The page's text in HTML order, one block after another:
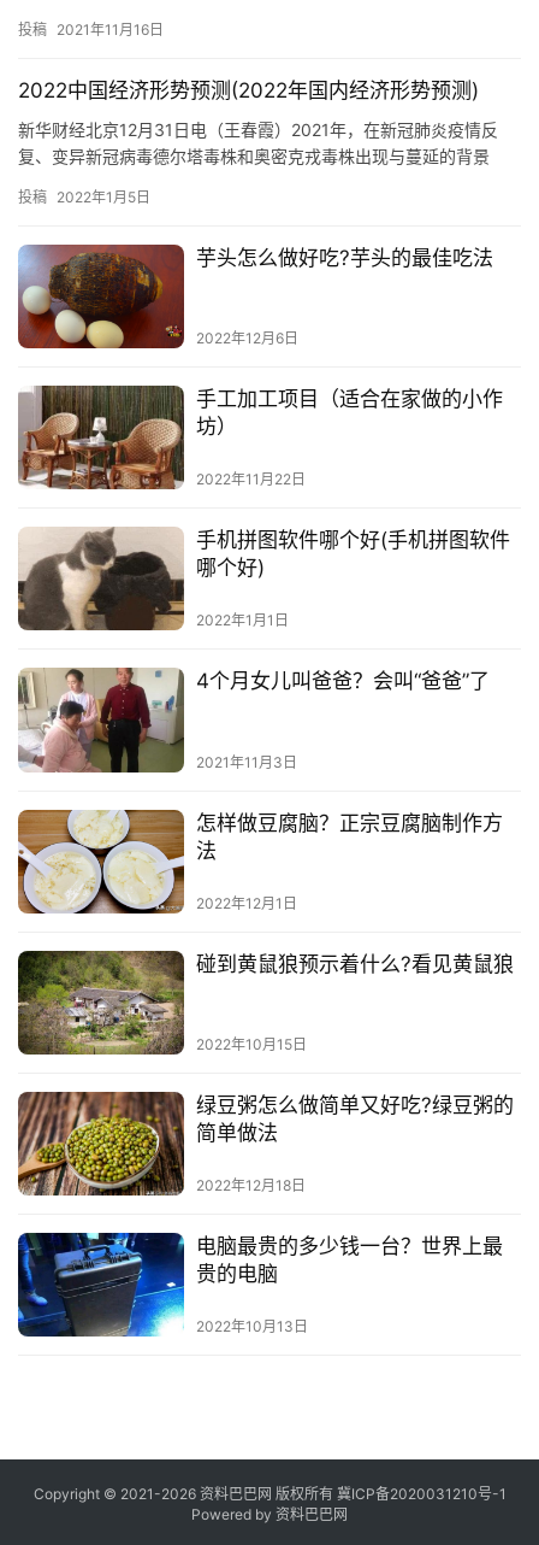
投稿 2021年11月16日
2022中国经济形势预测(2022年国内经济形势预测)
新华财经北京12月31日电（王春霞）2021年，在新冠肺炎疫情反
复、变异新冠病毒德尔塔毒株和奥密克戎毒株出现与蔓延的背景
“十四五”的开局之年，中国经济彰显出巨大潜力和韧性，宏观经济数
投稿 2022年1月5日
芋头怎么做好吃?芋头的最佳吃法
2022年12月6日
手工加工项目（适合在家做的小作
坊）
2022年11月22日
手机拼图软件哪个好(手机拼图软件
哪个好)
2022年1月1日
4个月女儿叫爸爸？会叫“爸爸”了
2021年11月3日
怎样做豆腐脑？正宗豆腐脑制作方
法
2022年12月1日
碰到黄鼠狼预示着什么?看见黄鼠狼
2022年10月15日
绿豆粥怎么做简单又好吃?绿豆粥的
简单做法
2022年12月18日
电脑最贵的多少钱一台？世界上最
贵的电脑
2022年10月13日
Copyright © 2021-2026 资料巴巴网 版权所有 冀ICP备2020031210号-1
Powered by 资料巴巴网